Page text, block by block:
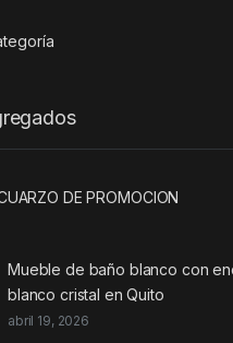
DE PROMOCION
Mueble de baño blanco con
blanco cristal en Quito
abril 19, 2026